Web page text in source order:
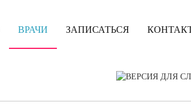
ВРАЧИ ЗАПИСАТЬСЯ